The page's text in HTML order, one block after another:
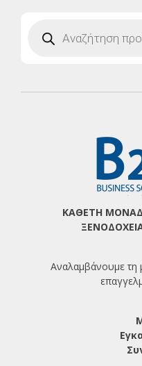
search
ΚΑΘΕΤΗ
Αναλαμβάνουμε τη